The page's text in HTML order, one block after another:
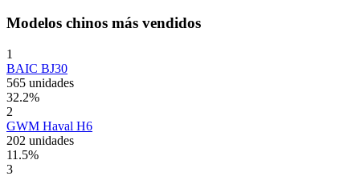
Modelos chinos más vendidos
1
BAIC BJ30
565 unidades
32.2%
2
GWM Haval H6
202 unidades
11.5%
3